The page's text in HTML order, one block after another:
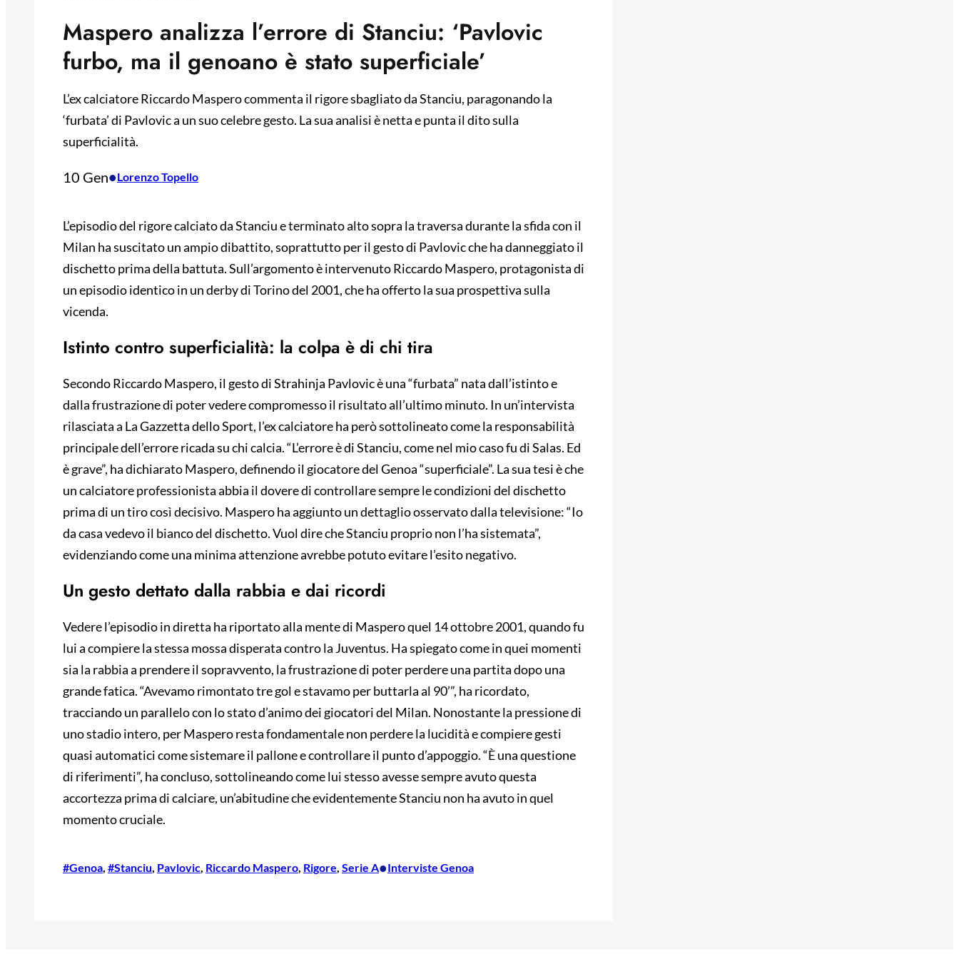
Maspero analizza l’errore di Stanciu: ‘Pavlovic
furbo, ma il genoano è stato superficiale’
L’ex calciatore Riccardo Maspero commenta il rigore sbagliato da Stanciu, paragonando la
‘furbata’ di Pavlovic a un suo celebre gesto. La sua analisi è netta e punta il dito sulla
superficialità.
10 Gen•Lorenzo Topello
L’episodio del rigore calciato da Stanciu e terminato alto sopra la traversa durante la sfida con il
Milan ha suscitato un ampio dibattito, soprattutto per il gesto di Pavlovic che ha danneggiato il
dischetto prima della battuta. Sull’argomento è intervenuto Riccardo Maspero, protagonista di
un episodio identico in un derby di Torino del 2001, che ha offerto la sua prospettiva sulla
vicenda.
Istinto contro superficialità: la colpa è di chi tira
Secondo Riccardo Maspero, il gesto di Strahinja Pavlovic è una “furbata” nata dall’istinto e
dalla frustrazione di poter vedere compromesso il risultato all’ultimo minuto. In un’intervista
rilasciata a La Gazzetta dello Sport, l’ex calciatore ha però sottolineato come la responsabilità
principale dell’errore ricada su chi calcia. “L’errore è di Stanciu, come nel mio caso fu di Salas. Ed
è grave”, ha dichiarato Maspero, definendo il giocatore del Genoa “superficiale”. La sua tesi è che
un calciatore professionista abbia il dovere di controllare sempre le condizioni del dischetto
prima di un tiro così decisivo. Maspero ha aggiunto un dettaglio osservato dalla televisione: “Io
da casa vedevo il bianco del dischetto. Vuol dire che Stanciu proprio non l’ha sistemata”,
evidenziando come una minima attenzione avrebbe potuto evitare l’esito negativo.
Un gesto dettato dalla rabbia e dai ricordi
Vedere l’episodio in diretta ha riportato alla mente di Maspero quel 14 ottobre 2001, quando fu
lui a compiere la stessa mossa disperata contro la Juventus. Ha spiegato come in quei momenti
sia la rabbia a prendere il sopravvento, la frustrazione di poter perdere una partita dopo una
grande fatica. “Avevamo rimontato tre gol e stavamo per buttarla al 90’”, ha ricordato,
tracciando un parallelo con lo stato d’animo dei giocatori del Milan. Nonostante la pressione di
uno stadio intero, per Maspero resta fondamentale non perdere la lucidità e compiere gesti
quasi automatici come sistemare il pallone e controllare il punto d’appoggio. “È una questione
di riferimenti”, ha concluso, sottolineando come lui stesso avesse sempre avuto questa
accortezza prima di calciare, un’abitudine che evidentemente Stanciu non ha avuto in quel
momento cruciale.
#Genoa, #Stanciu, Pavlovic, Riccardo Maspero, Rigore, Serie A•Interviste Genoa